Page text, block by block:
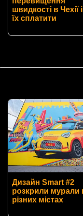
швидкості в Чехії
їх сплатити
Дизайн Smart #2
розкрили мурали
різних містах